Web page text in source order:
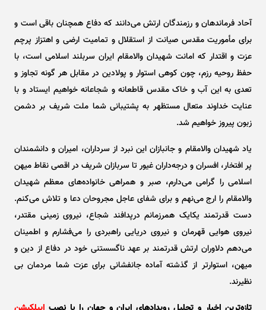
آحاد فرماندهان و رزمندگان ارتش می‌دانند که دفاع همچنان باقی است و
برای مأموریت مقدس صیانت از استقلال و تمامیت ارضی و اهتزاز پرچم
عزت و اقتدار که امانت شهیدان والامقام ایران سربلند اسلامی است، با
حفظ روحیه رزم، چون کوهی استوار و پولادین در مقابل هر گونه تجاوز و
تعدی به این آب و خاک مقدس قاطعانه و شجاعانه خواهیم ایستاد و با
عنایت خداوند متعال مستظهر به پشتیبانی شما ملت شریف بر دشمن
زبون پیروز خواهیم شد.
یاد شهیدان والامقام و جانبازان این نبرد از سرداران، امیران و دانشمندان
پر افتخار، افسران و درجه‌داران غیور تا سربازان شریف در اقصی نقاط میهن
اسلامی را گرامی می‌دارم، صبر و همراهی خانواده‌های معظم شهیدان
والامقام را ارج می‌نهم و برای شفای عاجل مجروحان دعا و تلاش می‌کنم.
دست قدرتمند یکایک همرزمانم درپدافند شجاع، نیروی زمینی مقتدر،
نیروی هوایی قهرمان و نیروی دریایی راهبردی را می‌فشارم و اطمینان
می‌دهم دلاوران ارتش قدرتمند بر عهد ناگسستنی خود در دفاع از دین و
میهن، استوارتر از گذشته آماده جانفشانی برای عزت شما مردمان بی
نظیرند.